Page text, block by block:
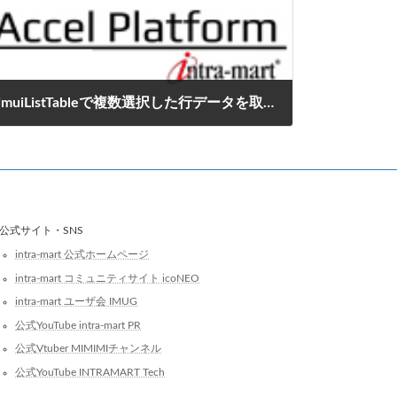
imuiListTableで複数選択した行データを取得する方法
公式サイト・SNS
intra-mart 公式ホームページ
intra-mart コミュニティサイト icoNEO
intra-mart ユーザ会 IMUG
公式YouTube intra-mart PR
公式Vtuber MIMIMIチャンネル
公式YouTube INTRAMART Tech